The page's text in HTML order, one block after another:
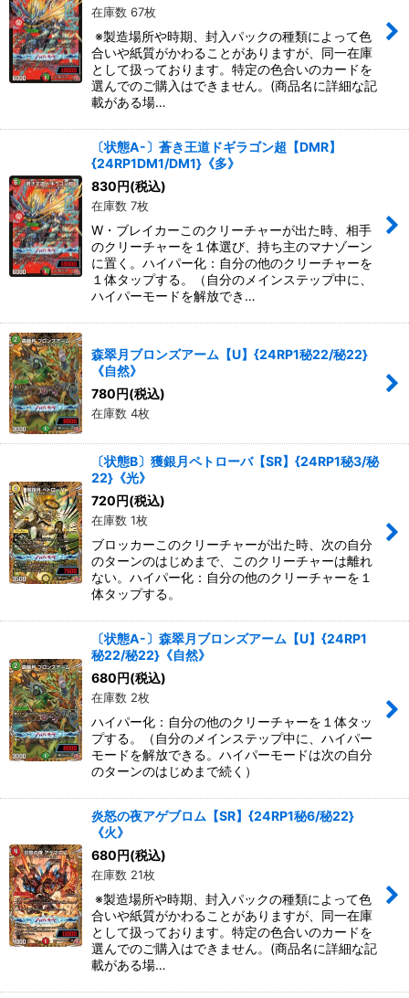
在庫数 67枚
※製造場所や時期、封入パックの種類によって色
合いや紙質がかわることがありますが、同一在庫
として扱っております。特定の色合いのカードを
選んでのご購入はできません。(商品名に詳細な記
載がある場…
〔状態A-〕蒼き王道ドギラゴン超【DMR】
{24RP1DM1/DM1}《多》
830円(税込)
在庫数 7枚
W・ブレイカーこのクリーチャーが出た時、相手
のクリーチャーを１体選び、持ち主のマナゾーン
に置く。ハイパー化：自分の他のクリーチャーを
１体タップする。（自分のメインステップ中に、
ハイパーモードを解放でき…
森翠月ブロンズアーム【U】{24RP1秘22/秘22}
《自然》
780円(税込)
在庫数 4枚
〔状態B〕獲銀月ペトローバ【SR】{24RP1秘3/秘
22}《光》
720 円(税込)
在庫数 1枚
ブロッカーこのクリーチャーが出た時、次の自分
のターンのはじめまで、このクリーチャーは離れ
ない。ハイパー化：自分の他のクリーチャーを１
体タップする。
〔状態A-〕森翠月ブロンズアーム【U】{24RP1
秘22/秘22}《自然》
680 円(税込)
在庫数 2枚
ハイパー化：自分の他のクリーチャーを１体タッ
プする。（自分のメインステップ中に、ハイパー
モードを解放できる。ハイパーモードは次の自分
のターンのはじめまで続く）
炎怒の夜アゲブロム【SR】{24RP1秘6/秘22}
《火》
680 円(税込)
在庫数 21枚
※製造場所や時期、封入パックの種類によって色
合いや紙質がかわることがありますが、同一在庫
として扱っております。特定の色合いのカードを
選んでのご購入はできません。(商品名に詳細な記
載がある場…